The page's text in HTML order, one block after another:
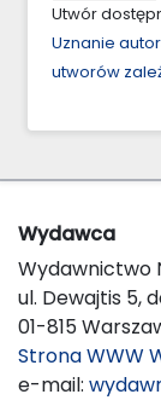
Utwór
Uznanie
utworów
Wydawca
Wydawnictwo
ul. Dewajtis 5,
01-815
Strona WWW
e-mail: